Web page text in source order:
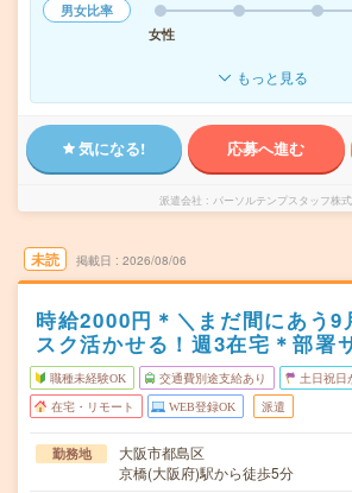
男女比率
女性
もっと見る
気になる! 応募へ進む
派遣会社 パーソルテンプスタッフ株
未読 掲載日 2026/08/06
時給2000円＊＼まだ間にあう9
スク活かせる！週3在宅＊部署
職種未経験OK 交通費別途支給あり 土日祝日
在宅・リモート WEB登録OK 派遣
勤務地
大阪市都島区
京橋(大阪府)駅から徒歩5分